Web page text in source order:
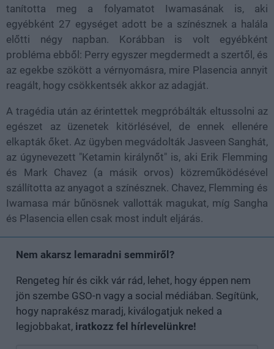
tanította meg a folyamatot Iwamasának is, aki
egyébként 27 egységet adott be a színésznek a halála
előtti négy napban. Korábban is volt egyébként
probléma ebből: Perry egyszer megdermedt a szertől, és
az egekbe szökött a vérnyomásra, mire Plasencia annyit
reagált, hogy csökkentsék akkor az adagját.
A tragédia után az érintettek megpróbálták eltussolni az
egészet az üzenetek kitörlésével, de ennek ellenére
elkapták őket. Az ügyben megvádolták Jasveen Sanghát,
az úgynevezett "Ketamin királynőt" is, aki Erik Flemming
és Mark Chavez (a másik orvos) közreműködésével
szállította az anyagot a színésznek. Chavez, Flemming és
Iwamasa már bűnösnek vallották magukat, míg Sangha
és Plasencia ellen csak most indult eljárás.
Nem akarsz lemaradni semmiről?
Rengeteg hír és cikk vár rád, lehet, hogy éppen nem
jön szembe GSO-n vagy a social médiában. Segítünk,
hogy naprakész maradj, kiválogatjuk neked a
legjobbakat, iratkozz fel hírlevelünkre!